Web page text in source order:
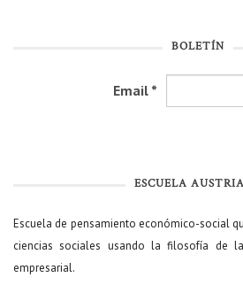
BOLETÍN
Email *
ESCUELA
Escuela de pensamiento económico-social
ciencias sociales usando la filosofía de
empresarial.